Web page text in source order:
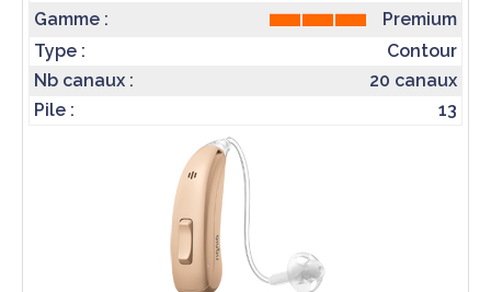
Gamme :
Premium
Type :
Contour
Nb canaux :
20 canaux
Pile :
13